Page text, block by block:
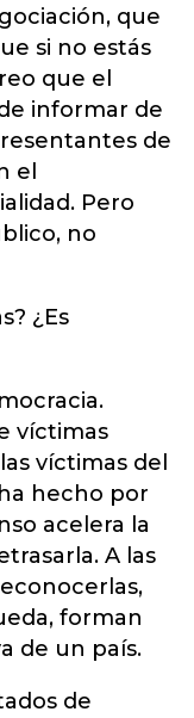
que
si no estás
que el
informar de
de
el
Pero
no
¿Es
víctimas
víctimas del
hecho por
acelera la
A las
forman
de un país.
de